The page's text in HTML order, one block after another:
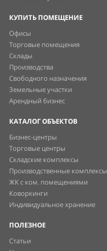
КУПИТЬ ПОМЕЩЕНИЕ
Офисы
Торговые помещения
Склады
Производства
Свободного назначения
Земельные участки
Арендный бизнес
КАТАЛОГ ОБЪЕКТОВ
Бизнес-центры
Торговые центры
Складские комплексы
Производственные комплексы
ЖК с ком. помещениями
Коворкинги
Индивидуальное хранение
ПОЛЕЗНОЕ
Статьи